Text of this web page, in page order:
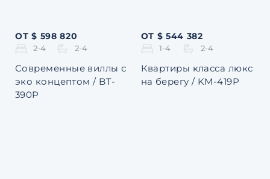
ОТ $ 598 820
2-4 2-4
Современные виллы с
эко концептом / BT-
390P
ОТ $ 544 382
1-4 2-4
Квартиры класса люкс
на берегу / KM-419P